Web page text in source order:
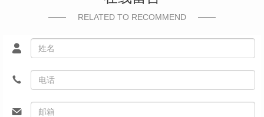
RELATED TO RECOMMEND